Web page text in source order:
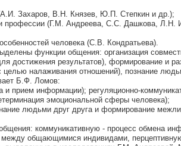
Захаров, В.Н. Князев, Ю.П. Степкин и др.);
и профессии (Г.М. Андреева, С.С. Дашкова, Л.Н.
человека (С.В. Кондратьева).
функции общения: организация
достижения результатов), формирование и
налаживания отношений), познание
Б.Ф. Ломов:
прием информации); регуляционно-
эмоциональной сферы человека);
людьми друг друга и формирование
коммуникативную - процесс обмена
между общающимися индивидами,